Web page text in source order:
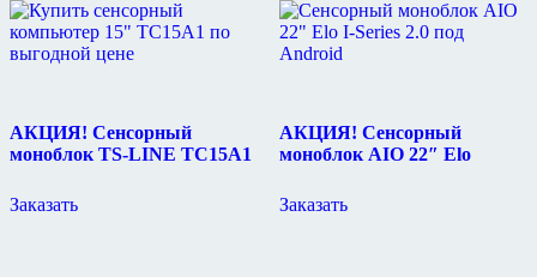
АКЦИЯ! Сенсорный
моноблок TS-LINE TC15A1
Заказать
АКЦИЯ! Сенсорный
моноблок AIO 22″ Elo
Заказать